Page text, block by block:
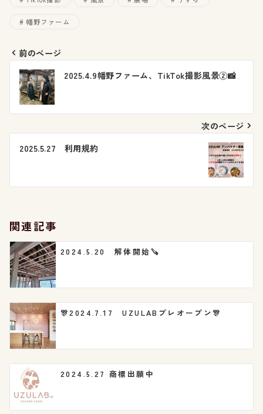
幡野ファーム
投
稿
ビ
シ
ョ
ン
前のページ
2025.4.9幡野ファーム、TikTok撮影風景②📸
次のページ
2025.5.27 利用規約
関連記事
2024.5.20 解体開始🪚
🎊2024.7.17 UZULABプレオープン🎊
2024.5.27 商標出願中